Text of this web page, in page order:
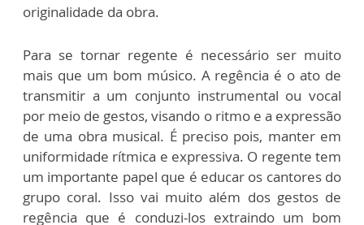
originalidade da obra.
Para se tornar regente é necessário ser muito
mais que um bom músico. A regência é o ato de
transmitir a um conjunto instrumental ou vocal
por meio de gestos, visando o ritmo e a expressão
de uma obra musical. É preciso pois, manter em
uniformidade rítmica e expressiva. O regente tem
um importante papel que é educar os cantores do
grupo coral. Isso vai muito além dos gestos de
regência que é conduzi-los extraindo um bom